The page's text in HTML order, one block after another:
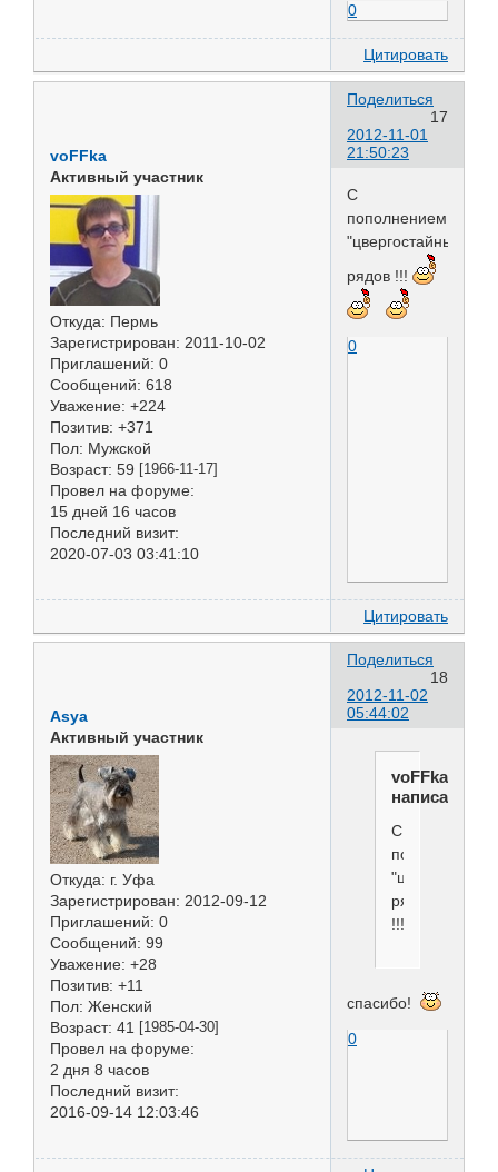
0
Цитировать
Поделиться
17
2012-11-01
21:50:23
voFFka
Активный участник
Откуда: Пермь
Зарегистрирован: 2011-10-02
Приглашений: 0
Сообщений: 618
Уважение: +224
Позитив: +371
Пол: Мужской
Возраст: 59 [1966-11-17]
Провел на форуме:
15 дней 16 часов
Последний визит:
2020-07-03 03:41:10
С
пополнением
"цвергостайных"
рядов !!!
0
Цитировать
Поделиться
18
2012-11-02
05:44:02
Asya
Активный участник
Откуда: г. Уфа
Зарегистрирован: 2012-09-12
Приглашений: 0
Сообщений: 99
Уважение: +28
Позитив: +11
Пол: Женский
Возраст: 41 [1985-04-30]
Провел на форуме:
2 дня 8 часов
Последний визит:
2016-09-14 12:03:46
voFFka
написал(а):
С
пополнением
рядов
!!!
спасибо!
0